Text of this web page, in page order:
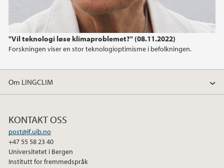
"Vil teknologi løse klimaproblemet?" (08.11.2022)
Forskningen viser en stor teknologioptimisme i befolkningen.
Om LINGCLIM
KONTAKT OSS
post@if.uib.no
+47 55 58 23 40
Universitetet i Bergen
Institutt for fremmedspråk